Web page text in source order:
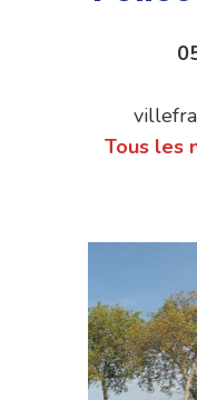
Tous les